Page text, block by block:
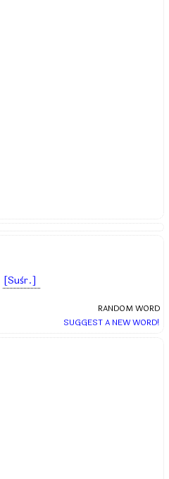
[Suśr.]
RANDOM WORD
SUGGEST A NEW WORD!